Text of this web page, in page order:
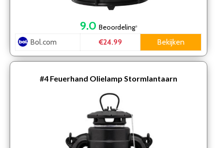
9.0 Beoordeling*
Bol.com €24.99 Bekijken
#4 Feuerhand Olielamp Stormlantaarn